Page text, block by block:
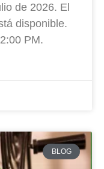
de 2026. El
disponible.
PM.
BLOG